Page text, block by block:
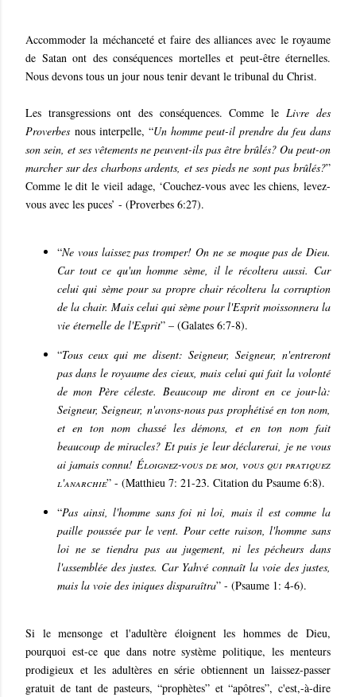
Accommoder la méchanceté et faire des alliances avec le royaume
de Satan ont des conséquences mortelles et peut-être éternelles.
Nous devons tous un jour nous tenir devant le tribunal du Christ.
Les transgressions ont des conséquences. Comme leLivre des
Proverbes nous interpelle, “Un homme peut-il prendre du feu dans
son sein, et ses vêtements ne peuvent-ils pas être brûlés? Ou peut-on
marcher sur des charbons ardents, et ses pieds ne sont pas brûlés?”
Comme le dit le vieil adage, ‘Couchez-vous avec les chiens, levez-
vous avec les puces’ - (Proverbes 6:27).
“Ne vous laissez pas tromper! On ne se moque pas de Dieu.
Car tout ce qu'un homme sème, il le récoltera aussi. Car
celui qui sème pour sa propre chair récoltera la corruption
de la chair. Mais celui qui sème pour l'Esprit moissonnera la
vie éternelle de l'Esprit” – (Galates 6:7-8).
“Tous ceux qui me disent: Seigneur, Seigneur, n'entreront
pas dans le royaume des cieux, mais celui qui fait la volonté
de mon Père céleste. Beaucoup me diront en ce jour-là:
Seigneur, Seigneur, n'avons-nous pas prophétisé en ton nom,
et en ton nom chassé les démons, et en ton nom fait
beaucoup de miracles? Et puis je leur déclarerai, je ne vous
ai jamais connu! Éloignez-vous de moi, vous qui pratiquez
l'anarchie” - (Matthieu 7: 21-23. Citation du Psaume 6:8).
“Pas ainsi, l'homme sans foi ni loi, mais il est comme la
paille poussée par le vent. Pour cette raison, l'homme sans
loi ne se tiendra pas au jugement, ni les pécheurs dans
l'assemblée des justes. Car Yahvé connaît la voie des justes,
mais la voie des iniques disparaîtra” - (Psaume 1: 4-6).
Si le mensonge et l'adultère éloignent les hommes de Dieu,
pourquoi est-ce que dans notre système politique, les menteurs
prodigieux et les adultères en série obtiennent un laissez-passer
gratuit de tant de pasteurs, “prophètes” et “apôtres”, c'est,-à-dire